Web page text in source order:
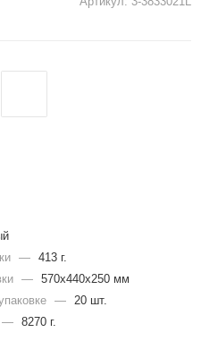
— 413 г.
— 570x440x250 мм
— 20 шт.
— 8270 г.